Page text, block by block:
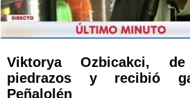
Viktorya Ozbicakci,
piedrazos y recibió
Peñalolén